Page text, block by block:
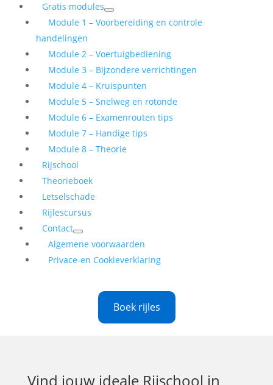
Gratis modules
Module 1 – Voorbereiding en controle
handelingen
Module 2 – Voertuigbediening
Module 3 – Bijzondere verrichtingen
Module 4 – Kruispunten
Module 5 – Snelweg en rotonde
Module 6 – Examenrouten tips
Module 7 – Handige tips
Module 8 – Theorie
Rijschool
Theorieboek
Letselschade
Rijlescursus
Contact
Algemene voorwaarden
Privace-en Cookieverklaring
Boek rijles
Vind jouw ideale Rijschool in